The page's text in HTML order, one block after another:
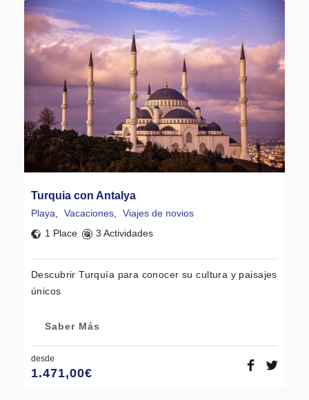
Turquia con Antalya
Playa, Vacaciones,
Viajes de novios
1 Place
3 Actividades
Descubrir Turquía para conocer su cultura y paisajes
únicos
Saber Más
desde
1.471,00€